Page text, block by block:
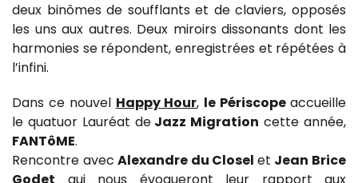
deux binômes de soufflants et de claviers, opposés
les uns aux autres. Deux miroirs dissonants dont les
harmonies se répondent, enregistrées et répétées à
l’infini.
Dans ce nouvel Happy Hour, le Périscopeaccueille
le quatuor Lauréat deJazz Migration cette année,
FANTôME.
Rencontre avecAlexandre du Closel et Jean Brice